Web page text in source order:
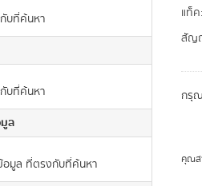
บที่ค้นหา
บที่ค้นหา
ล
อมูล ที่ตรงกับที่ค้นหา
แท็ค:
สัญ
กรุ
คุณส